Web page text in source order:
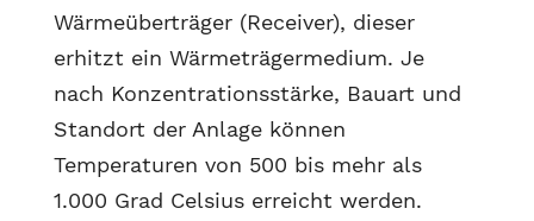
Wärmeüberträger (Receiver), dieser
erhitzt ein Wärmeträgermedium. Je
nach Konzentrationsstärke, Bauart und
Standort der Anlage können
Temperaturen von 500 bis mehr als
1.000 Grad Celsius erreicht werden.